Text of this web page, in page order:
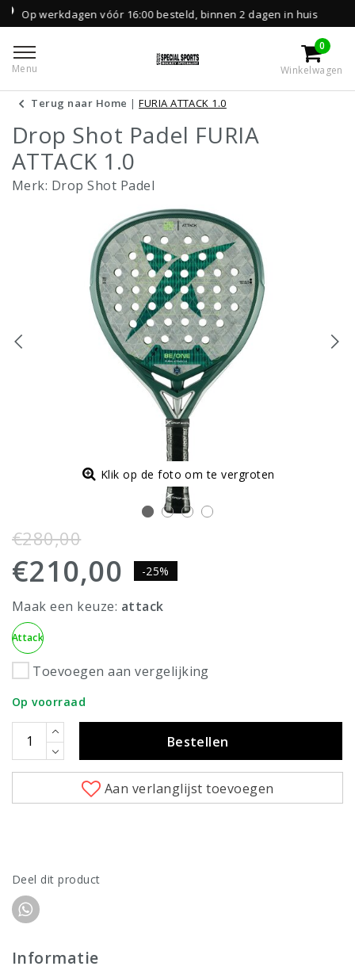
vóór 16:00 besteld, binnen 2 dagen in huis
Menu
0
Winkelwagen
Terug naar Home |FURIA ATTACK 1.0
Drop Shot Padel FURIA
ATTACK 1.0
Merk: Drop Shot Padel
Klik op de foto om te vergroten
€280,00
€210,00 -25%
Maak een keuze: attack
Attack
Toevoegen aan vergelijking
Op voorraad
Bestellen
Aan verlanglijst toevoegen
Deel dit product
Informatie